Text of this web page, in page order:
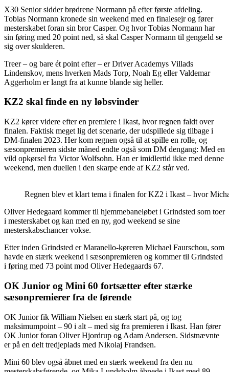
X30 Senior sidder brødrene Normann på efter første afdeling.
Tobias Normann kronede sin weekend med en finalesejr og fører
mesterskabet foran sin bror Casper. Og hvor Tobias Normann har
sin føring med 20 point ned, så skal Casper Normann til gengæld se
sig over skulderen.
Treer – og bare ét point efter – er Driver Academys Villads
Lindenskov, mens hverken Mads Torp, Noah Eg eller Valdemar
Aggerholm er langt fra at kunne blande sig heller.
KZ2 skal finde en ny løbsvinder
KZ2 kører videre efter en premiere i Ikast, hvor regnen faldt over
finalen. Faktisk meget lig det scenarie, der udspillede sig tilbage i
DM-finalen 2023. Her kom regnen også til at spille en rolle, og
sæsonpremieren sidste måned endte også som DM dengang: Med en
vild opkørsel fra Victor Wolfsohn. Han er imidlertid ikke med denne
weekend, men duellen i den skarpe ende af KZ2 står ved.
Regnen blev et klart tema i finalen for KZ2 i Ikast – hvor
Oliver Hedegaard kommer til hjemmebaneløbet i Grindsted som toer
i mesterskabet og kan med en ny, god weekend se sine
mesterskabschancer vokse.
Etter inden Grindsted er Maranello-køreren Michael Faurschou, som
havde en stærk weekend i sæsonpremieren og kommer til Grindsted
i føring med 73 point mod Oliver Hedegaards 67.
OK Junior og Mini 60 fortsætter efter stærke
sæsonpremierer fra de førende
OK Junior fik William Nielsen en stærk start på, og tog
maksimumpoint – 90 i alt – med sig fra premieren i Ikast. Han fører
OK Junior foran Oliver Hjordrup og Adam Andersen. Sidstnævnte
er på en delt tredjeplads med Nikolaj Frandsen.
Mini 60 blev også åbnet med en stærk weekend fra den nu